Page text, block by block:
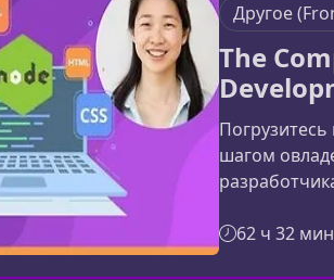
Другое
The
шагом
полным
62 ч 32 мин